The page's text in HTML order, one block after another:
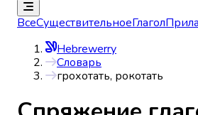
ВсеСуществительноеГлагол
Hebrewerry
Словарь
грохотать, рокотать